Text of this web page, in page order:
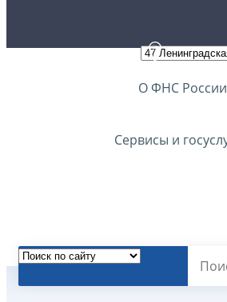
О ФНС России
Сервисы и